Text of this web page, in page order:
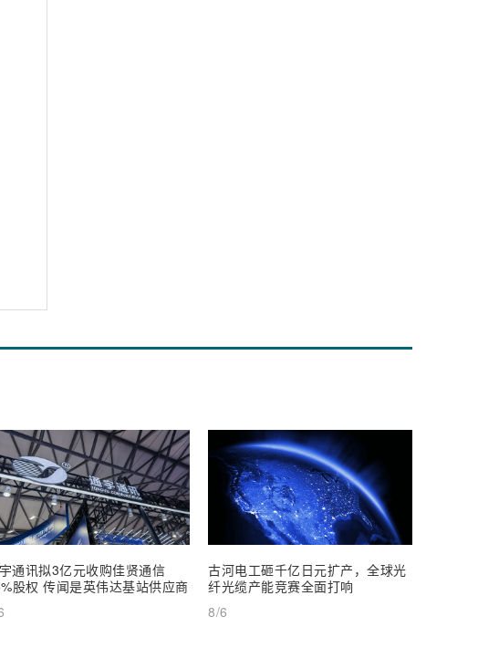
通讯拟3亿元收购佳贤通信
股权 传闻是英伟达基站供应商
古河电工砸千亿日元扩产，全球光
纤光缆产能竞赛全面打响
8/6